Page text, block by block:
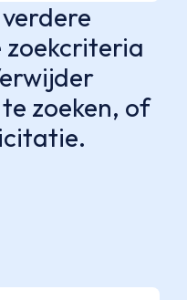
zoekcriteria
zoeken, of